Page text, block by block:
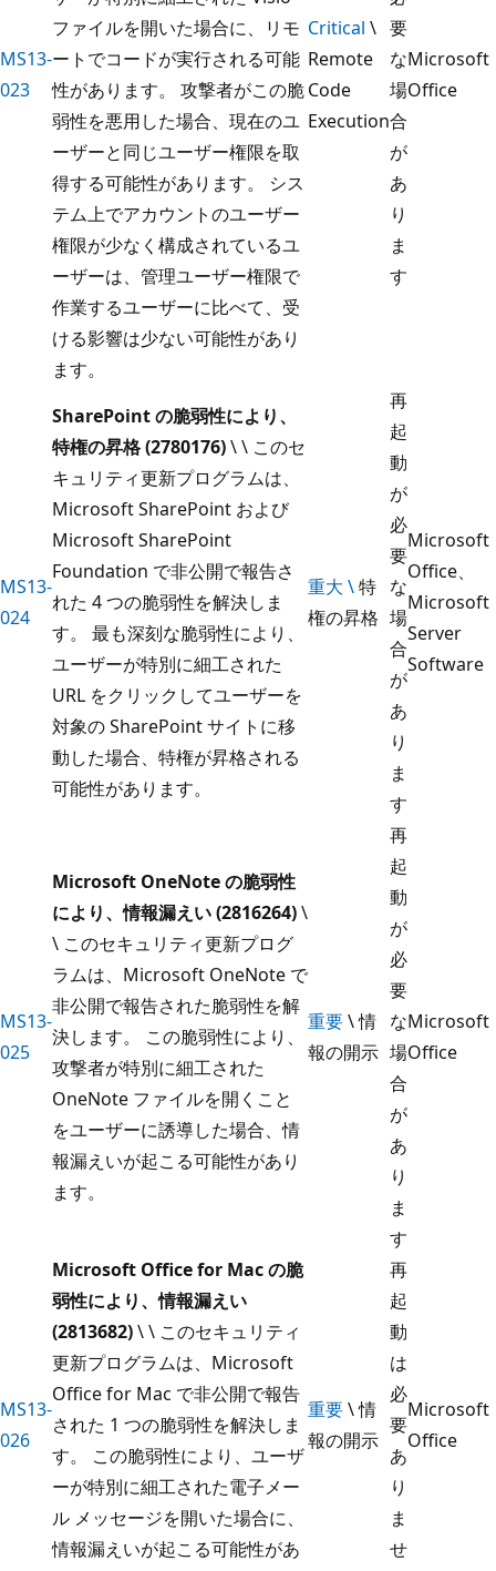
MS13-
023
ファイルを開いた場合に、リモ
ートでコードが実行される可能
性があります。 攻撃者がこの脆
弱性を悪用した場合、現在のユ
ーザーと同じユーザー権限を取
得する可能性があります。 シス
テム上でアカウントのユーザー
権限が少なく構成されているユ
ーザーは、管理ユーザー権限で
作業するユーザーに比べて、受
ける影響は少ない可能性があり
ます。
Critical \
Remote
Code
Execution
要
な
場
合
が
あ
り
ま
す
Microsoft
Office
MS13-
024
SharePoint の脆弱性により、
特権の昇格 (2780176)\ \ このセ
キュリティ更新プログラムは、
Microsoft SharePoint および
Microsoft SharePoint
Foundation で非公開で報告さ
れた 4 つの脆弱性を解決しま
す。 最も深刻な脆弱性により、
ユーザーが特別に細工された
URL をクリックしてユーザーを
対象の SharePoint サイトに移
動した場合、特権が昇格される
可能性があります。
重大 \特
権の昇格
再
起
動
が
必
要
な
場
合
が
あ
り
ま
す
Microsoft
Office、
Microsoft
Server
Software
MS13-
025
Microsoft OneNote の脆弱性
により、情報漏えい (2816264)\
\ このセキュリティ更新プログ
ラムは、Microsoft OneNote で
非公開で報告された脆弱性を解
決します。 この脆弱性により、
攻撃者が特別に細工された
OneNote ファイルを開くこと
をユーザーに誘導した場合、情
報漏えいが起こる可能性があり
ます。
重要\ 情
報の開示
再
起
動
が
必
要
な
場
合
が
あ
り
ま
す
Microsoft
Office
MS13-
026
Microsoft Office for Mac の脆
弱性により、情報漏えい
(2813682)\ \ このセキュリティ
更新プログラムは、Microsoft
Office for Mac で非公開で報告
された 1 つの脆弱性を解決しま
す。 この脆弱性により、ユーザ
ーが特別に細工された電子メー
ル メッセージを開いた場合に、
情報漏えいが起こる可能性があ
重要\ 情
報の開示
再
起
動
は
必
要
あ
り
ま
せ
Microsoft
Office